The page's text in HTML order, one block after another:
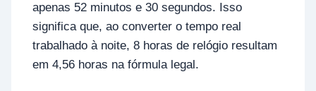
apenas 52 minutos e 30 segundos. Isso
significa que, ao converter o tempo real
trabalhado à noite, 8 horas de relógio resultam
em 4,56 horas na fórmula legal.